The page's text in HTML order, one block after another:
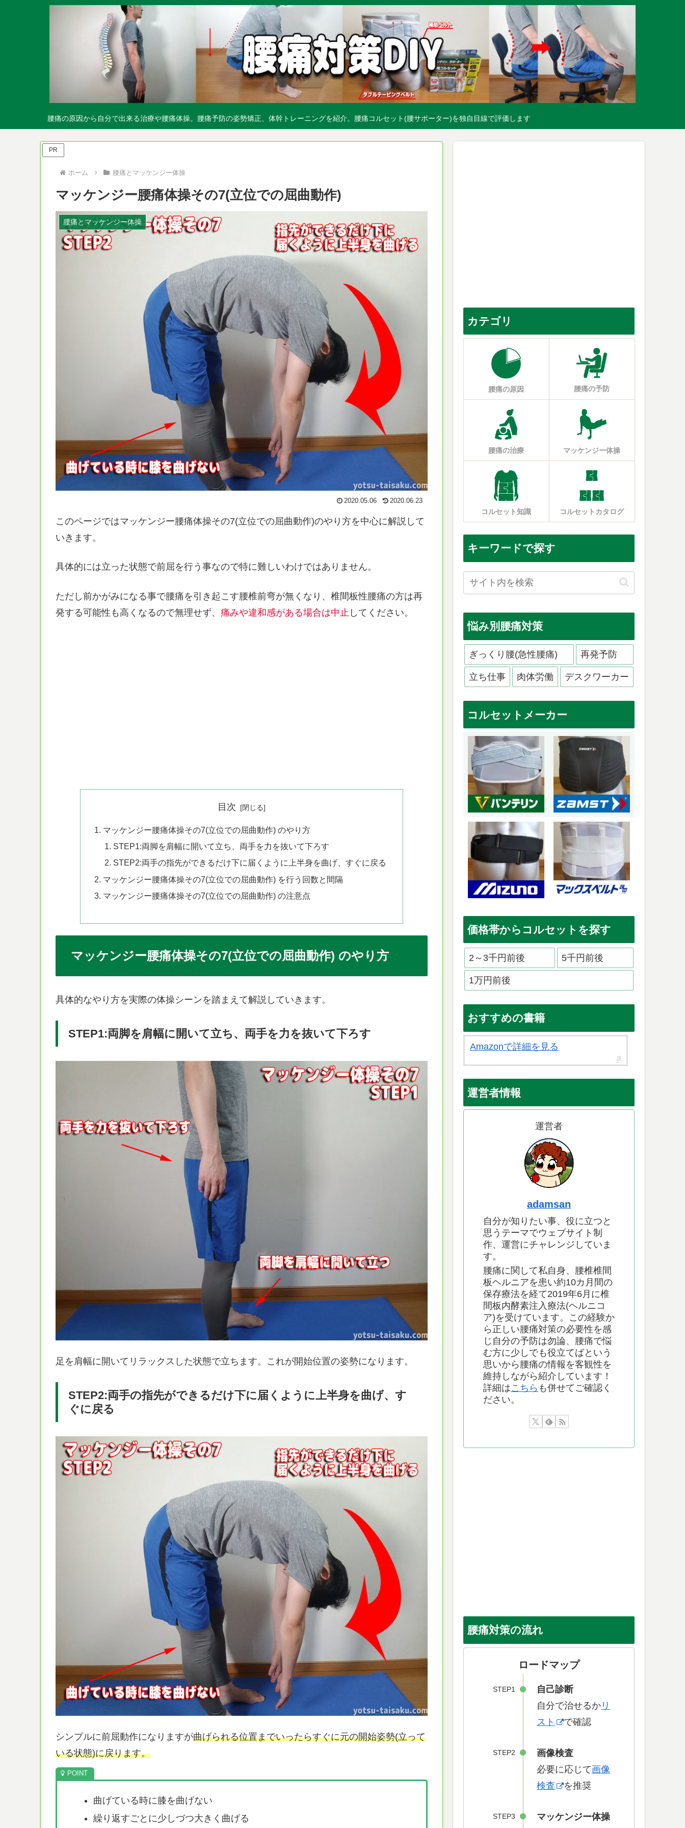
腰痛の原因から自分で出来る治療や腰痛体操。腰痛予防の姿勢矯正、体幹トレーニングを紹介。腰痛コルセット(腰サポーター)を独自目線で評価します
PR
ホーム 腰痛とマッケンジー体操
マッケンジー腰痛体操その7(立位での屈曲動作)
腰痛とマッケンジー体操
2020.05.06 2020.06.23
このページではマッケンジー腰痛体操その7(立位での屈曲動作)のやり方を中心に解説して
いきます。
具体的には立った状態で前屈を行う事なので特に難しいわけではありません。
ただし前かがみになる事で腰痛を引き起こす腰椎前弯が無くなり、椎間板性腰痛の方は再
発する可能性も高くなるので無理せず、 痛みや違和感がある場合は中止 してください。
目次
マッケンジー腰痛体操その7(立位での屈曲動作) のやり方
STEP1:両脚を肩幅に開いて立ち、両手を力を抜いて下ろす
STEP2:両手の指先ができるだけ下に届くように上半身を曲げ、すぐに戻る
マッケンジー腰痛体操その7(立位での屈曲動作) を行う回数と間隔
マッケンジー腰痛体操その7(立位での屈曲動作) の注意点
マッケンジー腰痛体操その7(立位での屈曲動作) のやり方
具体的なやり方を実際の体操シーンを踏まえて解説していきます。
STEP1:両脚を肩幅に開いて立ち、両手を力を抜いて下ろす
足を肩幅に開いてリラックスした状態で立ちます。これが開始位置の姿勢になります。
STEP2:両手の指先ができるだけ下に届くように上半身を曲げ、す
ぐに戻る
シンプルに前屈動作になりますが曲げられる位置までいったらすぐに元の開始姿勢(立って
いる状態)に戻ります。
曲げている時に膝を曲げない
繰り返すごとに少しづつ大きく曲げる
カテゴリ
腰痛の原因 腰痛の予防
腰痛の治療 マッケンジー体操
コルセット知識 コルセットカタログ
キーワードで探す
悩み別腰痛対策
ぎっくり腰(急性腰痛) 再発予防
立ち仕事 肉体労働 デスクワーカー
コルセットメーカー
価格帯からコルセットを探す
2～3千円前後 5千円前後
1万円前後
おすすめの書籍
Amazonで詳細を見る
運営者情報
運営者
adamsan
自分が知りたい事、役に立つと
思うテーマでウェブサイト制
作、運営にチャレンジしていま
す。
腰痛に関して私自身、腰椎椎間
板ヘルニアを患い約10カ月間の
保存療法を経て2019年6月に椎
間板内酵素注入療法(ヘルニコ
ア)を受けています。この経験か
ら正しい腰痛対策の必要性を感
じ自分の予防は勿論、腰痛で悩
む方に少しでも役立てばという
思いから腰痛の情報を客観性を
維持しながら紹介しています！
詳細はこちら も併せてご確認く
ださい。
腰痛対策の流れ
ロードマップ
STEP1
自己診断
自分で治せるか リ
スト
で確認
STEP2
画像検査
必要に応じて画像
検査
を推奨
STEP3
マッケンジー体操